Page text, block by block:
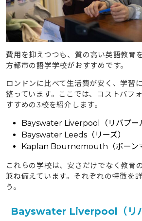
費用を抑えつつも、質の高い英語教育
方都市の語学学校がおすすめです。
ロンドンに比べて生活費が安く、学習
整っています。ここでは、コストパフ
すすめの3校を紹介します。
Bayswater Liverpool（リバプー
Bayswater Leeds（リーズ）
Kaplan Bournemouth（ボーン
これらの学校は、安さだけでなく教育
兼ね備えています。それぞれの特徴を
う。
Bayswater Liverpool（リバ